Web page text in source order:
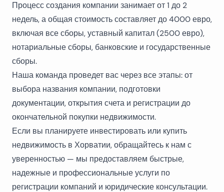
Процесс создания компании занимает от 1 до 2
недель, а общая стоимость составляет до 4000 евро,
включая все сборы, уставный капитал (2500 евро),
нотариальные сборы, банковские и государственные
сборы.
Наша команда проведет вас через все этапы: от
выбора названия компании, подготовки
документации, открытия счета и регистрации до
окончательной покупки недвижимости.
Если вы планируете инвестировать или купить
недвижимость в Хорватии, обращайтесь к нам с
уверенностью — мы предоставляем быстрые,
надежные и профессиональные услуги по
регистрации компаний и юридические консультации.